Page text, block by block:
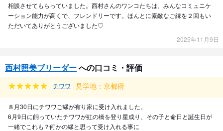
相談させてもらっていました。西村さんのワンコたちは、みんなコミュニケ
ーション能力が高くで、フレンドリーです。ほんとに素敵なご縁を２回もい
ただいてありがとうございました♡
2025年11月9日
西村照美ブリーダーへの口コミ・評価
チワワ 見学地：京都府
８月30日にチワワご縁が有り家に受け入れました。
6月9日に飼っていたチワワが虹の橋を登り星成り、その子と命日と誕生日が
一緒でこれも？何かの縁と思って受け入れる事に